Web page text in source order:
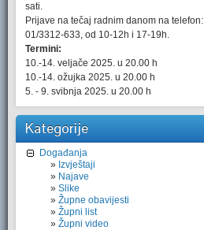
sati.
Prijave na tečaj radnim danom na telefon:
01/3312-633, od 10-12h i 17-19h.
Termini:
10.-14. veljače 2025. u 20.00 h
10.-14. ožujka 2025. u 20.00 h
5. - 9. svibnja 2025. u 20.00 h
Kategorije
Događanja
Izvještaji
Najave
Slike
Župne obavijesti
Župni list
Župni video